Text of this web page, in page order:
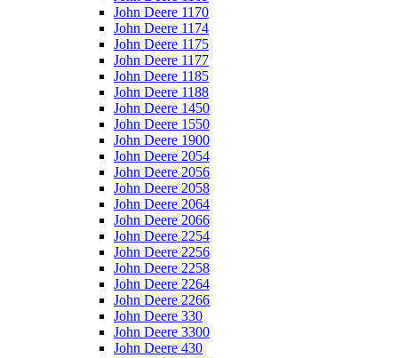
John Deere 1170
John Deere 1174
John Deere 1175
John Deere 1177
John Deere 1185
John Deere 1188
John Deere 1450
John Deere 1550
John Deere 1900
John Deere 2054
John Deere 2056
John Deere 2058
John Deere 2064
John Deere 2066
John Deere 2254
John Deere 2256
John Deere 2258
John Deere 2264
John Deere 2266
John Deere 330
John Deere 3300
John Deere 430